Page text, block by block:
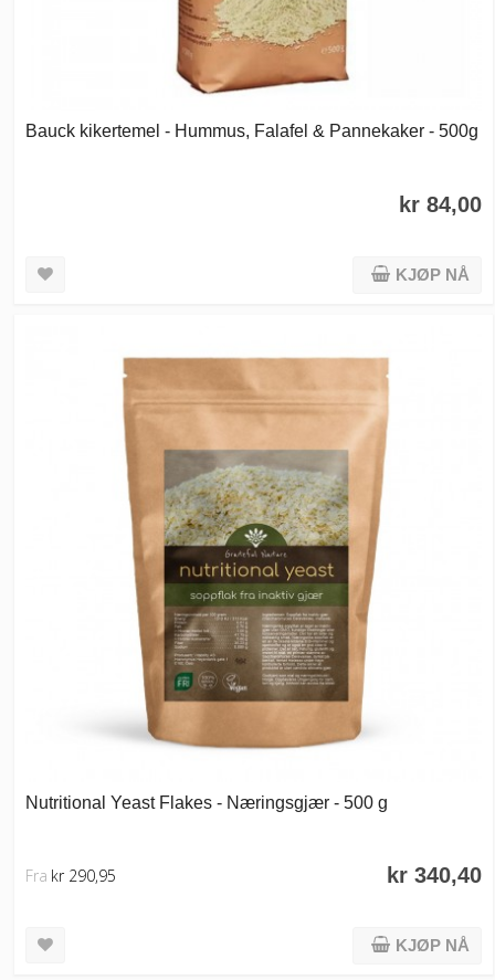
Bauck kikertemel - Hummus, Falafel & Pannekaker - 500g
kr 84,00
KJØP NÅ
Nutritional Yeast Flakes - Næringsgjær - 500 g
kr 340,40
Fra kr 290,95
KJØP NÅ